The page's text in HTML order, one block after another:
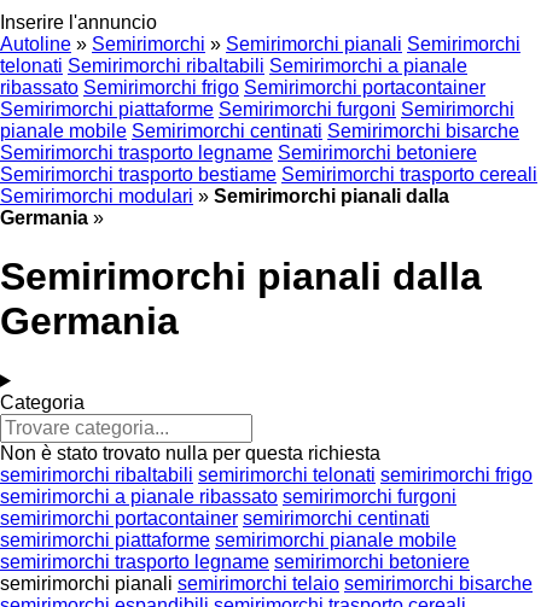
Inserire l'annuncio
Autoline » Semirimorchi » Semirimorchi pianali Semirimorchi
telonati Semirimorchi ribaltabili Semirimorchi a pianale
ribassato Semirimorchi frigo Semirimorchi portacontainer
Semirimorchi piattaforme Semirimorchi furgoni Semirimorchi
pianale mobile Semirimorchi centinati Semirimorchi bisarche
Semirimorchi trasporto legname Semirimorchi betoniere
Semirimorchi trasporto bestiame Semirimorchi trasporto cereali
Semirimorchi modulari » Semirimorchi pianali dalla
Germania »
Semirimorchi pianali dalla
Germania
Categoria
Non è stato trovato nulla per questa richiesta
semirimorchi ribaltabili semirimorchi telonati semirimorchi frigo
semirimorchi a pianale ribassato semirimorchi furgoni
semirimorchi portacontainer semirimorchi centinati
semirimorchi piattaforme semirimorchi pianale mobile
semirimorchi trasporto legname semirimorchi betoniere
semirimorchi pianali semirimorchi telaio semirimorchi bisarche